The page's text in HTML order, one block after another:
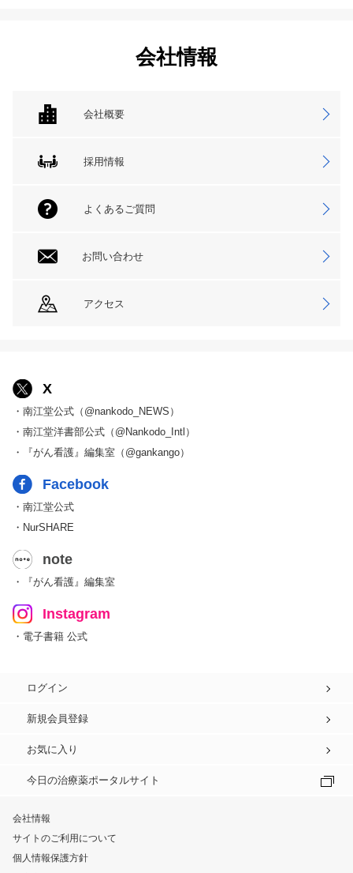
会社情報
会社概要
採用情報
よくあるご質問
お問い合わせ
アクセス
X
・南江堂公式（@nankodo_NEWS）
・南江堂洋書部公式（@Nankodo_Intl）
・『がん看護』編集室（@gankango）
Facebook
・南江堂公式
・NurSHARE
note
・『がん看護』編集室
Instagram
・電子書籍 公式
ログイン
新規会員登録
お気に入り
今日の治療薬ポータルサイト
会社情報
サイトのご利用について
個人情報保護方針